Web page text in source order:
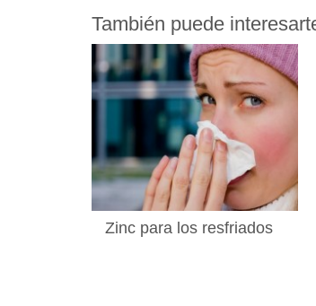
También puede
Zinc para los resfriados